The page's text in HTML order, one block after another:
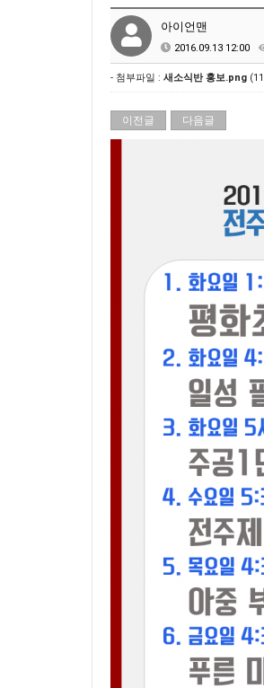
아이언맨
2016.09.13 12:00
- 첨부파일 : 새소식반 홍보.png
이전글 다음글